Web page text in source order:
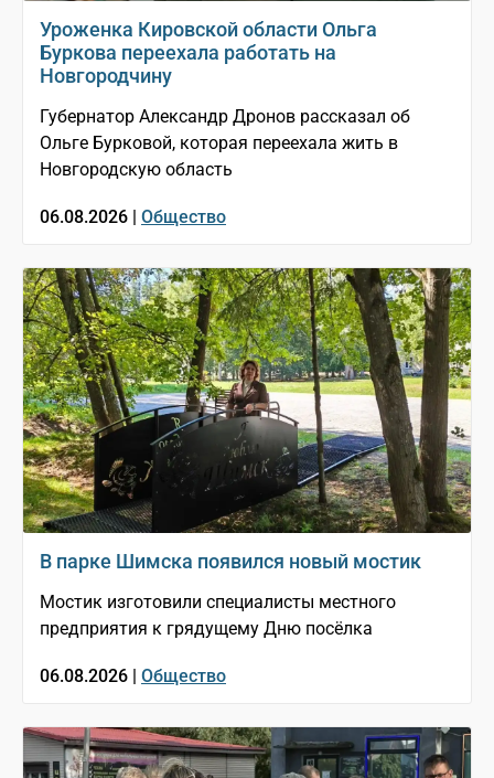
Уроженка Кировской области Ольга
Буркова переехала работать на
Новгородчину
Губернатор Александр Дронов рассказал об
Ольге Бурковой, которая переехала жить в
Новгородскую область
06.08.2026 | Общество
В парке Шимска появился новый мостик
Мостик изготовили специалисты местного
предприятия к грядущему Дню посёлка
06.08.2026 | Общество